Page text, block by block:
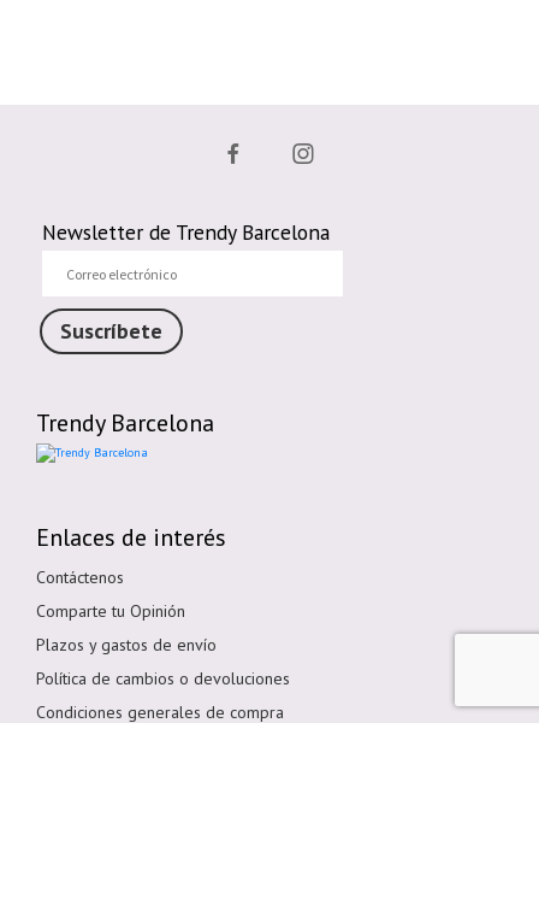
Newsletter de Trendy Barcelona
electrónico
Suscríbete
Trendy Barcelona
Enlaces de interés
Contáctenos
Comparte tu Opinión
Plazos y gastos de envío
Política de cambios o devoluciones
Condiciones generales de compra